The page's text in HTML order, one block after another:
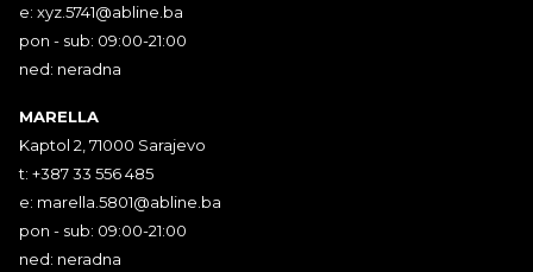
e: xyz.5741@abline.ba
pon - sub: 09:00-21:00
ned: neradna
MARELLA
Kaptol 2, 71000 Sarajevo
t: +387 33 556 485
e: marella.5801@abline.ba
pon - sub: 09:00-21:00
ned: neradna